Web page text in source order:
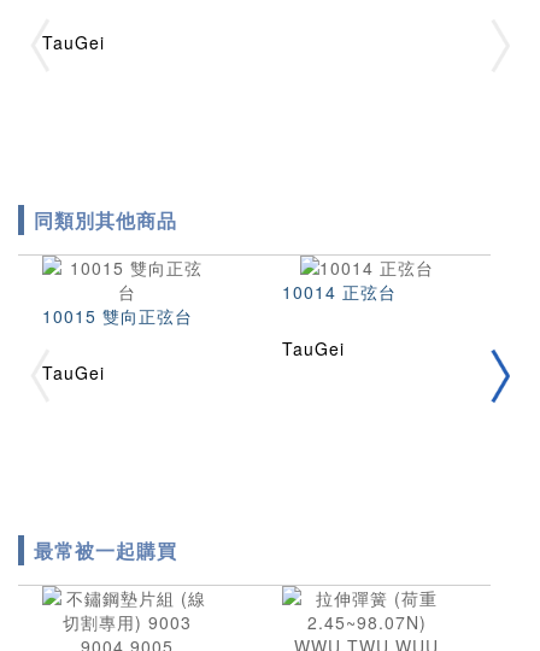
TauGei
同類別其他商品
10015 雙向正弦台
TauGei
10014 正弦台
TauGei
最常被一起購買